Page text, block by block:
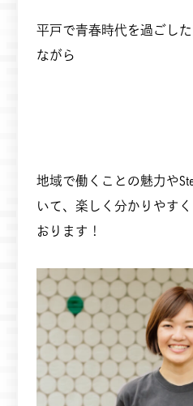
平戸で青春時代を過ごし
ながら
地域で働くことの魅力や
いて、楽しく分かりやす
おります！